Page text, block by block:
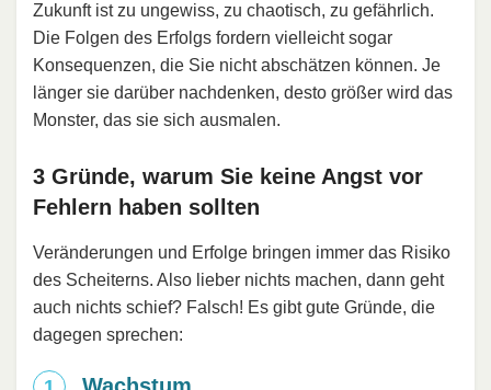
Zukunft ist zu ungewiss, zu chaotisch, zu gefährlich.
Die Folgen des Erfolgs fordern vielleicht sogar
Konsequenzen, die Sie nicht abschätzen können. Je
länger sie darüber nachdenken, desto größer wird das
Monster, das sie sich ausmalen.
3 Gründe, warum Sie keine Angst vor
Fehlern haben sollten
Veränderungen und Erfolge bringen immer das Risiko
des Scheiterns. Also lieber nichts machen, dann geht
auch nichts schief? Falsch! Es gibt gute Gründe, die
dagegen sprechen: